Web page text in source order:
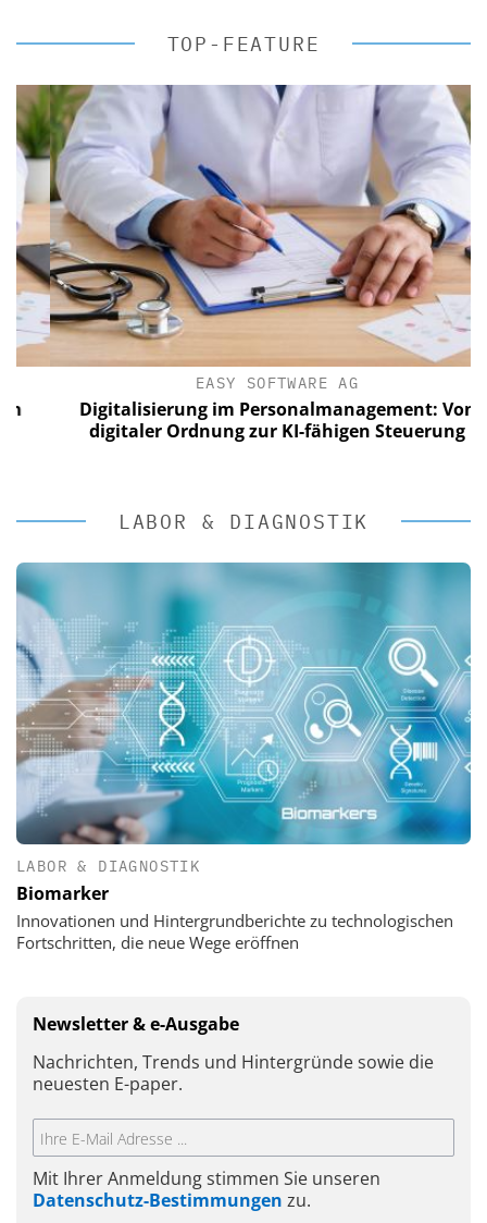
TOP-FEATURE
EASY SOFTWARE AG
Digitalisierung im Personalmanagement: Von
digitaler Ordnung zur KI-fähigen Steuerung
LABOR & DIAGNOSTIK
LABOR & DIAGNOSTIK
Biomarker
Innovationen und Hintergrundberichte zu technologischen
Fortschritten, die neue Wege eröffnen
Newsletter & e-Ausgabe
Nachrichten, Trends und Hintergründe sowie die
neuesten E-paper.
Mit Ihrer Anmeldung stimmen Sie unseren
Datenschutz-Bestimmungen zu.